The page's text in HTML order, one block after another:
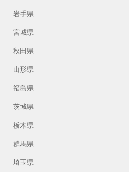
岩手県
宮城県
秋田県
山形県
福島県
茨城県
栃木県
群馬県
埼玉県